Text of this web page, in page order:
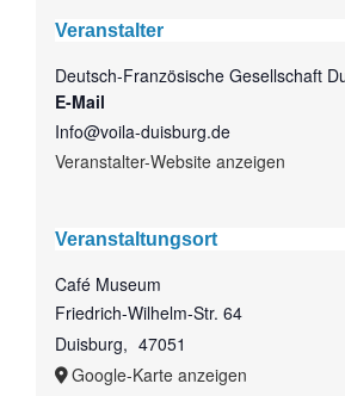
Veranstalter
Deutsch-Französische Gesellschaft
E-Mail
Info@voila-duisburg.de
Veranstalter-Website anzeigen
Veranstaltungsort
Café Museum
Friedrich-Wilhelm-Str. 64
Duisburg, 47051
Google-Karte anzeigen